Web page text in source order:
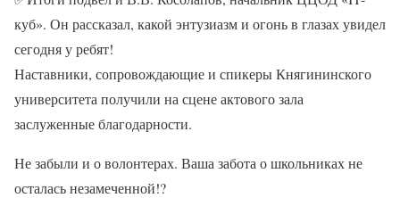
куб». Он рассказал, какой энтузиазм и огонь в глазах увидел
сегодня у ребят!
Наставники, сопровождающие и спикеры Княгининского
университета получили на сцене актового зала
заслуженные благодарности.
Не забыли и о волонтерах. Ваша забота о школьниках не
осталась незамеченной!?